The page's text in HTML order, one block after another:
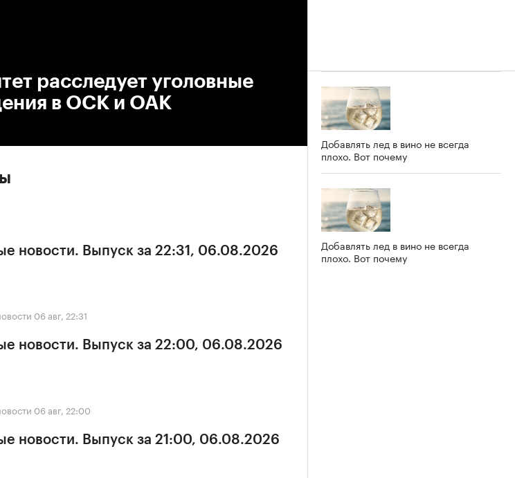
расследует уголовные
в ОСК и ОАК
новости. Выпуск за 22:31, 06.08.2026
06 авг, 22:31
новости. Выпуск за 22:00, 06.08.2026
06 авг, 22:00
новости. Выпуск за 21:00, 06.08.2026
Добавлять лед в вино не всегда
плохо. Вот почему
Добавлять лед в вино не всегда
плохо. Вот почему